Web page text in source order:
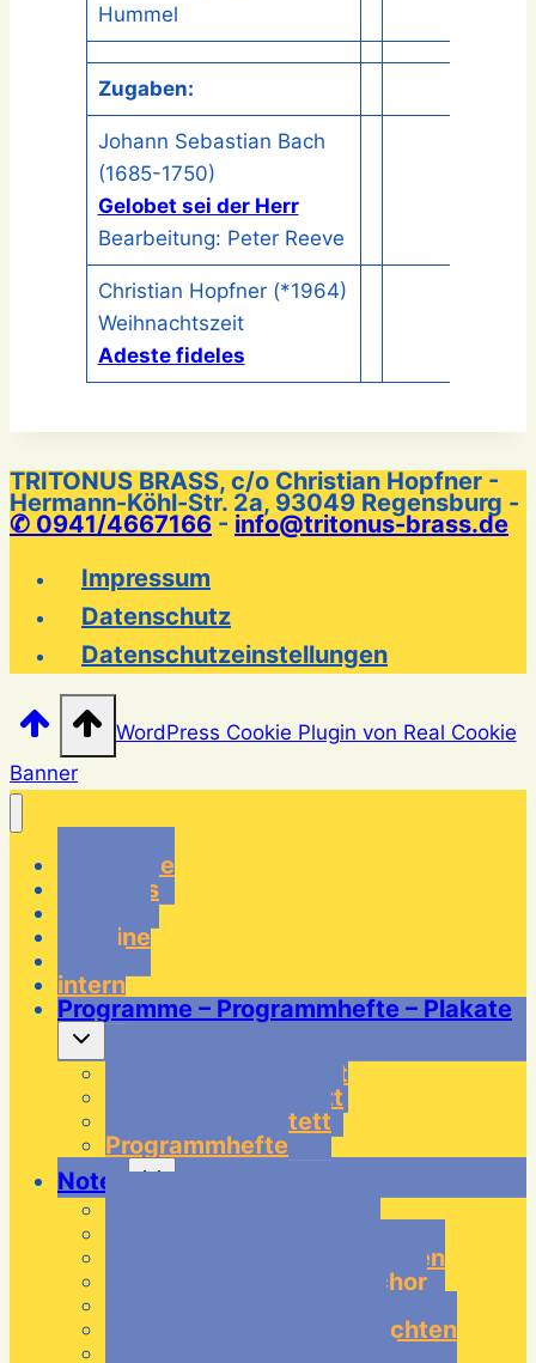
Hummel
Zugaben:
Johann Sebastian Bach
(1685-1750)
Gelobet sei der Herr
Bearbeitung: Peter Reeve
Christian Hopfner (*1964)
Weihnachtszeit
Adeste fideles
TRITONUS BRASS, c/o Christian Hopfner -
Hermann-Köhl-Str. 2a, 93049 Regensburg -
✆ 0941/4667166 - info@tritonus-brass.de
Impressum
Datenschutz
Datenschutzeinstellungen
WordPress Cookie Plugin von Real Cookie
Banner
Startseite
über uns
Termine
intern
Programme – Programmhefte – Plakate
Untermenü
umschalten
Programme Quartett
Programme Quintett
Programme Tentett
Programmhefte
Noten
Untermenü
Noten – Tentett Weihnachten
Noten – Tentett Doppelchor
Noten – Quintett Weihnachten